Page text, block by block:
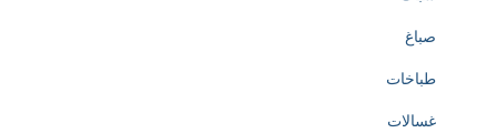
صباغ
طباخات
غسالات